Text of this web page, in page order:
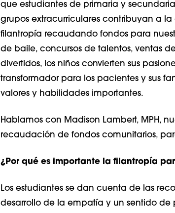
que estudiantes de primaria y
grupos extracurriculares contribuyan a
filantropía recaudando fondos para
de baile, concursos de talentos, ventas
divertidos, los niños convierten sus
transformador para los pacientes y sus
valores y habilidades importantes.
Hablamos con Madison Lambert, MPH,
recaudación de fondos comunitarios,
¿Por qué es importante la filantropía
Los estudiantes se dan cuenta de las
desarrollo de la empatía y un sentido de